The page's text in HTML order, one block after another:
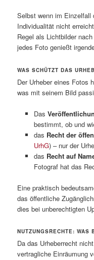
Selbst wenn im Einzelfall
Individualität nicht
Regel als Lichtbilder
jedes Foto genießt
WAS SCHÜTZT DAS
Der Urheber eines Fotos
was mit seinem Bild
Das
bestimmt, ob und
das Recht der
UrhG) – nur der
das Recht auf
Fotograf hat das
Eine praktisch
das öffentliche
dies bei unberechtigten
NUTZUNGSRECHTE: WAS
Da das Urheberrecht
vertragliche Einräumung